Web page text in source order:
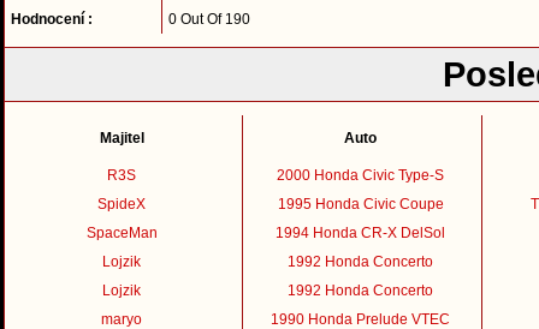
Hodnocení :
0 Out Of 190
Majitel Auto
R3S
2000 Honda Civic Type-S
SpideX
1995 Honda Civic Coupe
SpaceMan
1994 Honda CR-X DelSol
Lojzik
1992 Honda Concerto
Lojzik
1992 Honda Concerto
maryo
1990 Honda Prelude VTEC